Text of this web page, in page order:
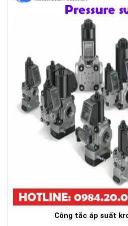
Công tắc áp suất